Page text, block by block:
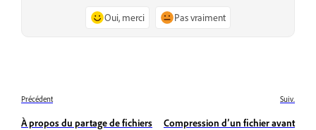
Oui, merci Pas vraiment
Précédent
À propos du partage de fichiers
Suiv.
Compression d’un fichier avant